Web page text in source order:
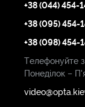
+38 (044) 454-
+38 (095) 454-
+38 (098) 454-
Телефонуйте
Понеділок –